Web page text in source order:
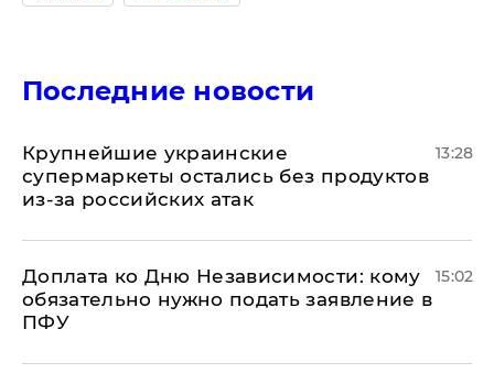
Последние новости
Крупнейшие украинские
супермаркеты остались без продуктов
из-за российских атак
13:28
Доплата ко Дню Независимости: кому
обязательно нужно подать заявление в
ПФУ
15:02